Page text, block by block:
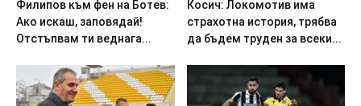
Филипов към фен на Ботев:
Ако искаш, заповядай!
Отстъпвам ти веднага...
Косич: Локомотив има
страхотна история, трябва
да бъдем труден за всеки...